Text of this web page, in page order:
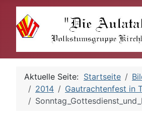
Aktuelle Seite: Startseite
2014
Gautrachtenfest in